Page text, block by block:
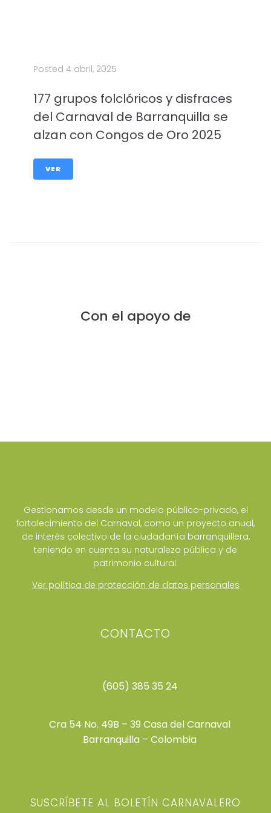
Posted 4 abril, 2025
177 grupos folclóricos y disfraces
del Carnaval de Barranquilla se
alzan con Congos de Oro 2025
VER
Con el apoyo de
Gestionamos desde un modelo público-privado, el
fortalecimiento del Carnaval, como un proyecto anual,
de interés colectivo de la ciudadanía barranquillera,
teniendo en cuenta su naturaleza pública y de
patrimonio cultural.
Ver política de protección de datos personales
CONTACTO
(605) 385 35 24
Cra 54 No. 49B – 39 Casa del Carnaval
Barranquilla – Colombia
SUSCRÍBETE AL BOLETÍN CARNAVALERO